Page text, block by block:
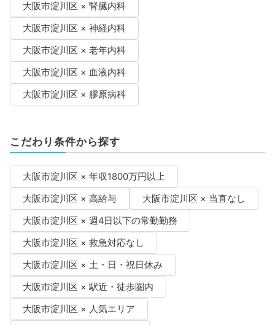
大阪市淀川区 × 腎臓内科
大阪市淀川区 × 神経内科
大阪市淀川区 × 老年内科
大阪市淀川区 × 血液内科
大阪市淀川区 × 膠原病科
こだわり条件から探す
大阪市淀川区 × 年収1800万円以上
大阪市淀川区 × 高給与
大阪市淀川区 × 当直なし
大阪市淀川区 × 週4日以下の常勤勤務
大阪市淀川区 × 救急対応なし
大阪市淀川区 × 土・日・祝日休み
大阪市淀川区 × 駅近・徒歩圏内
大阪市淀川区 × 人気エリア